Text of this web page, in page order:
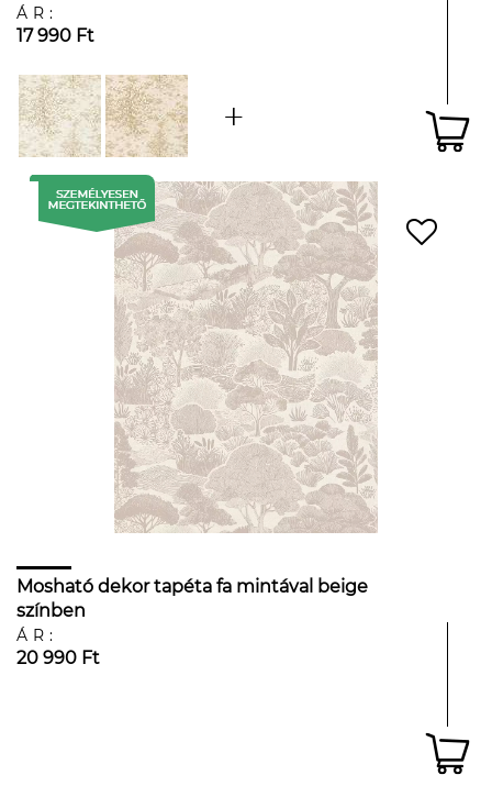
ÁR:
17 990 Ft
Mosható dekor tapéta fa mintával beige
színben
ÁR:
20 990 Ft